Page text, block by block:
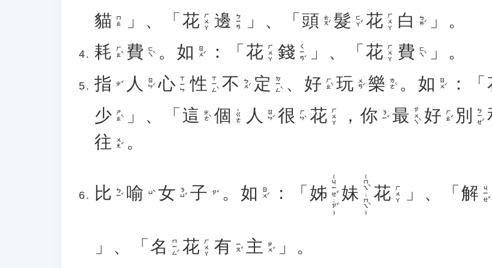
貓 ㄇㄠ 」、「 花 ㄏㄨㄚ 邊 ㄅㄧㄢ 」、「 頭 ㄊㄡˊ 髮 ㄈㄚˇ 花 ㄏㄨㄚ 白 ㄅㄞˊ
」。
耗 ㄏㄠˋ 費 ㄈㄟˋ 。 如 ㄖㄨˊ ：「 花 ㄏㄨㄚ 錢 ㄑㄧㄢˊ 」、「 花 ㄏㄨㄚ 費 ㄈㄟˋ
」。
指
ㄓˇ 人 ㄖㄣˊ 心 ㄒㄧㄣ 性 ㄒㄧㄥˋ 不 ㄅㄨˊ 定 ㄉㄧㄥˋ 、 好 ㄏㄠˋ 玩 ㄨㄢˊ 樂 ㄌㄜˋ 。如 ㄖㄨˊ ：「
少 ㄕㄠˋ 」、「 這 ㄓㄜˋ 個 ˙ㄍㄜ 人 ㄖㄣˊ 很 ㄏㄣˇ 花 ㄏㄨㄚ ， 你 ㄋㄧˇ 最 ㄗㄨㄟˋ 好 ㄏㄠˇ 別 ㄅㄧㄝˊ
往 ㄨㄤˇ 。
比 ㄅㄧˇ 喻 ㄩˋ 女 ㄋㄩˇ 子 ㄗˇ 。 如 ㄖㄨˊ ：「 姊 (ㄐㄧㄝˇ;ㄗˇ) 妹 (ㄇㄟˋ;ㄇㄟˋ) 花 ㄏㄨㄚ 」、「 解 ㄐㄧㄝˇ
」、「 名 ㄇㄧㄥˊ 花 ㄏㄨㄚ 有 ㄧㄡˇ 主 ㄓㄨˇ
」。